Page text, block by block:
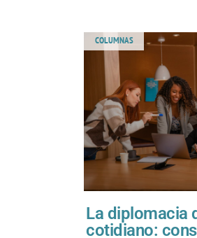
COLUMNAS
La diplomacia
cotidiano: